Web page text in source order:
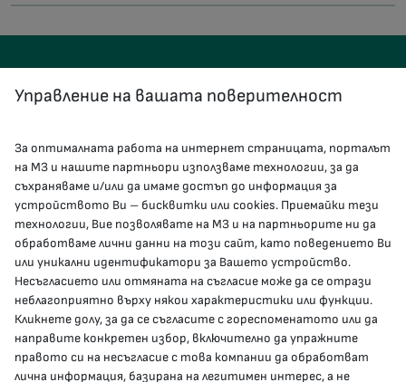
КОНТАКТИ
гр.София, 1000, пл. „Света Неделя“ №5
delovodstvo@mh.government.bg
presscenter@mh.government.bg
МЗ В СОЦИАЛНИТЕ МРЕЖИ
Управление на вашата поверителност
За оптималната работа на интернет страницата, порталът
на МЗ и нашите партньори използваме технологии, за да
съхраняваме и/или да имаме достъп до информация за
устройството Ви – бисквитки или cookies. Приемайки тези
технологии, Вие позволявате на МЗ и на партньорите ни да
обработваме лични данни на този сайт, като поведението Ви
или уникални идентификатори за Вашето устройство.
Несъгласието или отмяната на съгласие може да се отрази
неблагоприятно върху някои характеристики или функции.
Кликнете долу, за да се съгласите с гореспоменатото или да
направите конкретен избор, включително да упражните
правото си на несъгласие с това компании да обработват
лична информация, базирана на легитимен интерес, а не